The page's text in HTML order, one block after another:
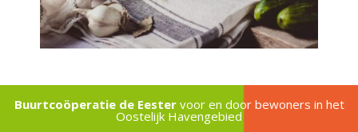
Buurtcoöperatie de Eestervoor en door bewoners in het
Oostelijk Havengebied